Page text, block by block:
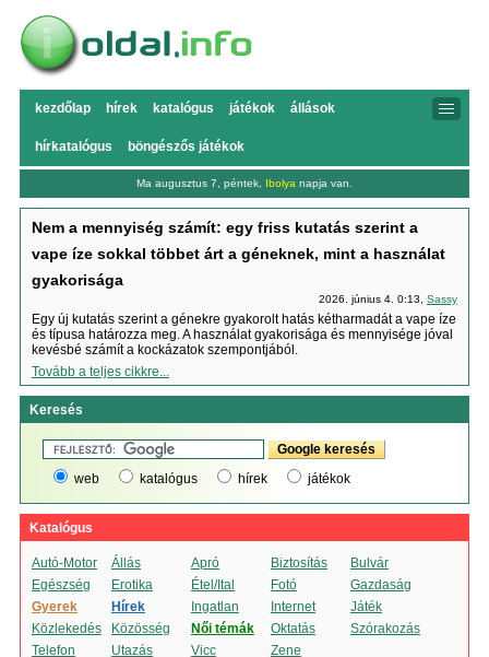
kezdőlap hírek katalógus játékok állások
hírkatalógus böngészős játékok
Ma augusztus 7, péntek, Ibolya napja van.
Nem a mennyiség számít: egy friss kutatás szerint a
vape íze sokkal többet árt a géneknek, mint a használat
gyakorisága
2026. június 4. 0:13,Sassy
Egy új kutatás szerint a génekre gyakorolt hatás kétharmadát a vape íze
és típusa határozza meg. A használat gyakorisága és mennyisége jóval
kevésbé számít a kockázatok szempontjából.
Tovább a teljes cikkre...
Keresés
web katalógus hírek játékok
Katalógus
Autó-Motor Állás Apró Biztosítás
Bulvár
Egészség
Erotika Étel/Ital Fotó
Gazdaság
Gyerek
Hírek Ingatlan Internet
Játék
Közlekedés
Közösség Női témák Oktatás
Szórakozás
Telefon
Utazás Vicc
Zene